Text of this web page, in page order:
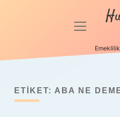
Anasayfa
Politikası
menüyü
ETIKET: ABA NE